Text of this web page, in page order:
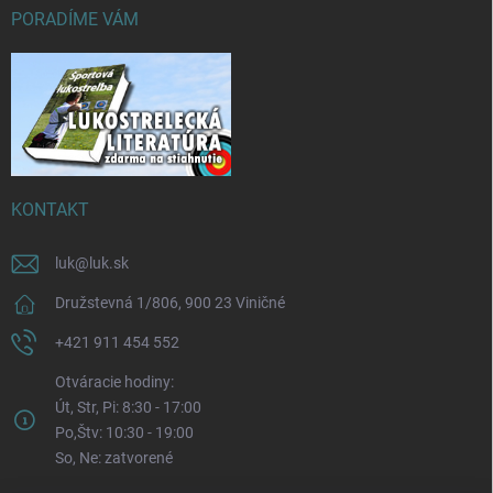
PORADÍME VÁM
KONTAKT
luk@ luk.sk
Družstevná 1/806, 900 23 Viničné
+421 911 454 552
Otváracie hodiny:
Út, Str, Pi: 8:30 - 17:00
Po,Štv: 10:30 - 19:00
So, Ne: zatvorené